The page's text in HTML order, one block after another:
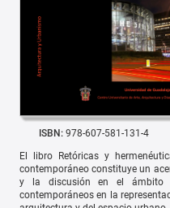
ISBN: 978-607-581-131-4
El libro Retóricas y
contemporáneo constituye un
y la discusión en el ámbito
contemporáneos en la